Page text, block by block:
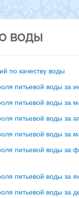
воды
по качеству воды
питьевой воды за
питьевой воды за
питьевой воды за
питьевой воды за
питьевой воды за
питьевой воды за
питьевой воды за